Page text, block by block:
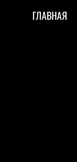
ГЛАВНАЯ